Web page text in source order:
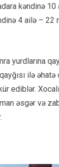
kəndinə
4 ailə –
yurdlarına
ilə
ediblər.
əsgər və